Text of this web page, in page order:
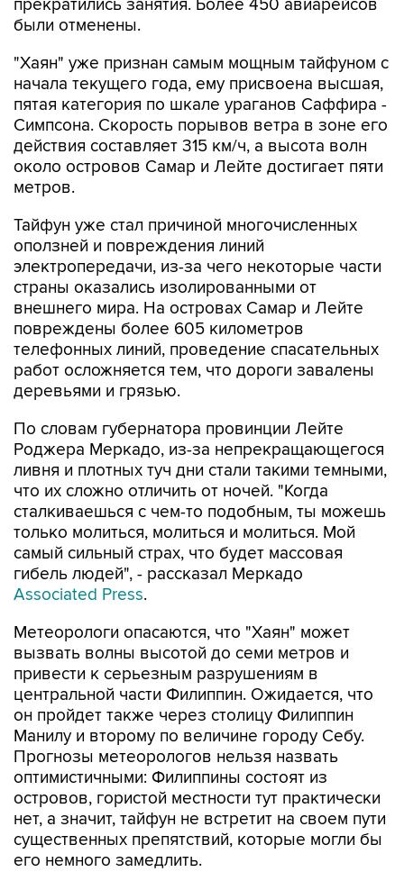
прекратились занятия. Более 450 авиарейсов
были отменены.
"Хаян" уже признан самым мощным тайфуном с
начала текущего года, ему присвоена высшая,
пятая категория по шкале ураганов Саффира -
Симпсона. Скорость порывов ветра в зоне его
действия составляет 315 км/ч, а высота волн
около островов Самар и Лейте достигает пяти
метров.
Тайфун уже стал причиной многочисленных
оползней и повреждения линий
электропередачи, из-за чего некоторые части
страны оказались изолированными от
внешнего мира. На островах Самар и Лейте
повреждены более 605 километров
телефонных линий, проведение спасательных
работ осложняется тем, что дороги завалены
деревьями и грязью.
По словам губернатора провинции Лейте
Роджера Меркадо, из-за непрекращающегося
ливня и плотных туч дни стали такими темными,
что их сложно отличить от ночей. "Когда
сталкиваешься с чем-то подобным, ты можешь
только молиться, молиться и молиться. Мой
самый сильный страх, что будет массовая
гибель людей", - рассказал Меркадо
Associated Press.
Метеорологи опасаются, что "Хаян" может
вызвать волны высотой до семи метров и
привести к серьезным разрушениям в
центральной части Филиппин. Ожидается, что
он пройдет также через столицу Филиппин
Манилу и второму по величине городу Себу.
Прогнозы метеорологов нельзя назвать
оптимистичными: Филиппины состоят из
островов, гористой местности тут практически
нет, а значит, тайфун не встретит на своем пути
существенных препятствий, которые могли бы
его немного замедлить.